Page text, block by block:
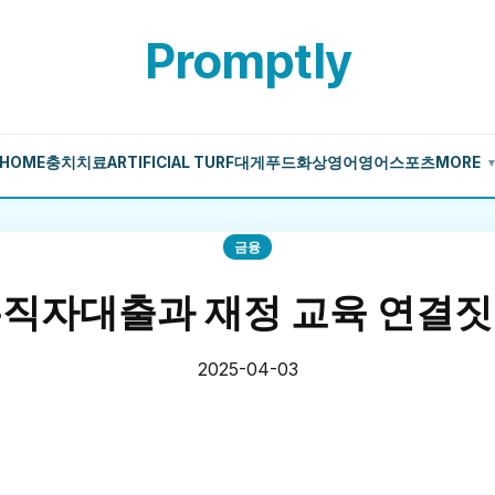
Promptly
충치치료ARTIFICIAL TURF대게 푸드화상영어 영어 스포츠MORE
금융
자대출과 재정 교육 연결
2025-04-03